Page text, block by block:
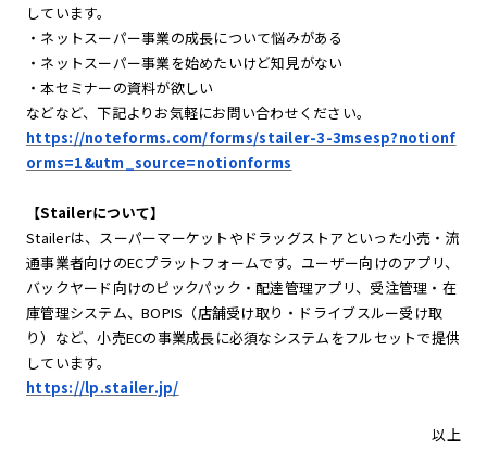
しています。
・ネットスーパー事業の成長について悩みがある
・ネットスーパー事業を始めたいけど知見がない
・本セミナーの資料が欲しい
などなど、下記よりお気軽にお問い合わせください。
https://noteforms.com/forms/stailer-3-3msesp?notionf
orms=1&utm_source=notionforms
【Stailerについて】
Stailerは、スーパーマーケットやドラッグストアといった小売・流
通事業者向けのECプラットフォームです。ユーザー向けのアプリ、
バックヤード向けのピックパック・配達管理アプリ、受注管理・在
庫管理システム、BOPIS（店舗受け取り・ドライブスルー受け取
り）など、小売ECの事業成長に必須なシステムをフルセットで提供
しています。
https://lp.stailer.jp/
以上